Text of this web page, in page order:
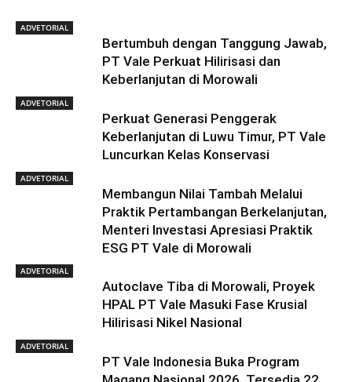
ADVETORIAL
Bertumbuh dengan Tanggung Jawab,
PT Vale Perkuat Hilirisasi dan
Keberlanjutan di Morowali
ADVETORIAL
Perkuat Generasi Penggerak
Keberlanjutan di Luwu Timur, PT Vale
Luncurkan Kelas Konservasi
ADVETORIAL
Membangun Nilai Tambah Melalui
Praktik Pertambangan Berkelanjutan,
Menteri Investasi Apresiasi Praktik
ESG PT Vale di Morowali
ADVETORIAL
Autoclave Tiba di Morowali, Proyek
HPAL PT Vale Masuki Fase Krusial
Hilirisasi Nikel Nasional
ADVETORIAL
PT Vale Indonesia Buka Program